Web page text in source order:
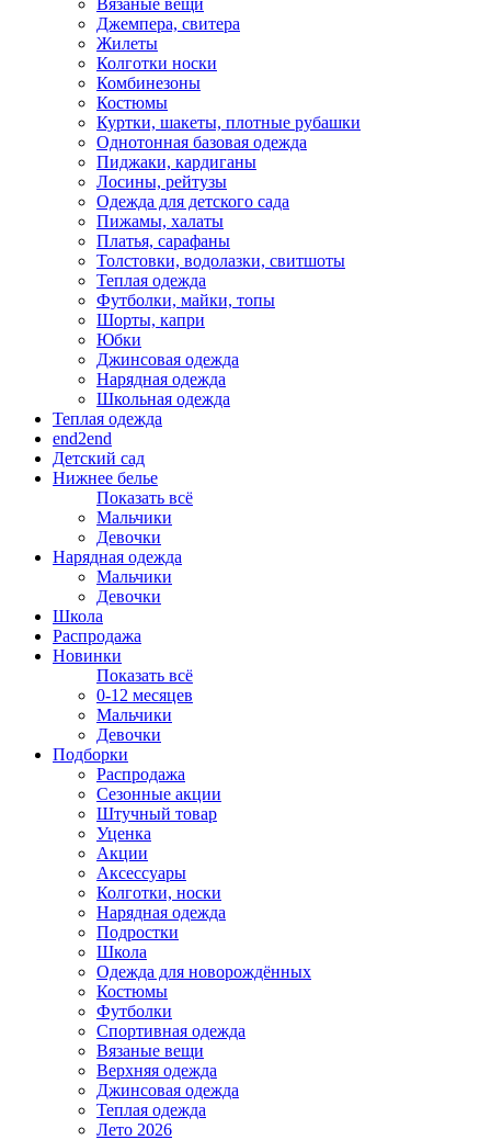
Вязаные вещи
Джемпера, свитера
Жилеты
Колготки носки
Комбинезоны
Костюмы
Куртки, шакеты, плотные рубашки
Однотонная базовая одежда
Пиджаки, кардиганы
Лосины, рейтузы
Одежда для детского сада
Пижамы, халаты
Платья, сарафаны
Толстовки, водолазки, свитшоты
Теплая одежда
Футболки, майки, топы
Шорты, капри
Юбки
Джинсовая одежда
Нарядная одежда
Школьная одежда
Теплая одежда
end2end
Детский сад
Нижнее белье
Показать всё
Мальчики
Девочки
Нарядная одежда
Мальчики
Девочки
Школа
Распродажа
Новинки
Показать всё
0-12 месяцев
Мальчики
Девочки
Подборки
Распродажа
Сезонные акции
Штучный товар
Уценка
Акции
Аксессуары
Колготки, носки
Нарядная одежда
Подростки
Школа
Одежда для новорождённых
Костюмы
Футболки
Спортивная одежда
Вязаные вещи
Верхняя одежда
Джинсовая одежда
Теплая одежда
Лето 2026